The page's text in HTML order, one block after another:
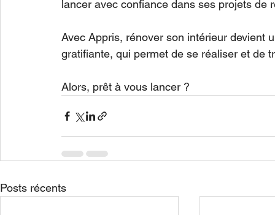
lancer avec confiance dans ses projets de
Avec Appris, rénover son intérieur devient
gratifiante, qui permet de se réaliser et de
Alors, prêt à vous lancer ?
Posts récents